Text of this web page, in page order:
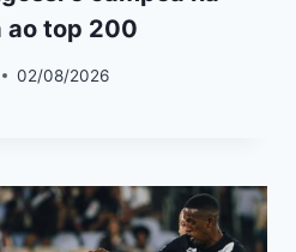
ao top 200
02/08/2026